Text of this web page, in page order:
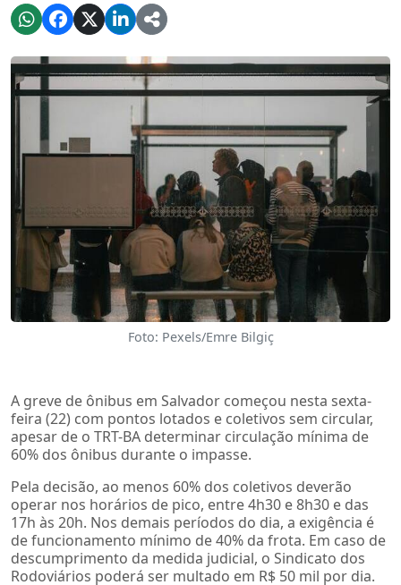
Foto: Pexels/Emre Bilgiç
A greve de ônibus em Salvador começou nesta sexta-
feira (22) com pontos lotados e coletivos sem circular,
apesar de o TRT-BA determinar circulação mínima de
60% dos ônibus durante o impasse.
Pela decisão, ao menos 60% dos coletivos deverão
operar nos horários de pico, entre 4h30 e 8h30 e das
17h às 20h. Nos demais períodos do dia, a exigência é
de funcionamento mínimo de 40% da frota. Em caso de
descumprimento da medida judicial, o Sindicato dos
Rodoviários poderá ser multado em R$ 50 mil por dia.